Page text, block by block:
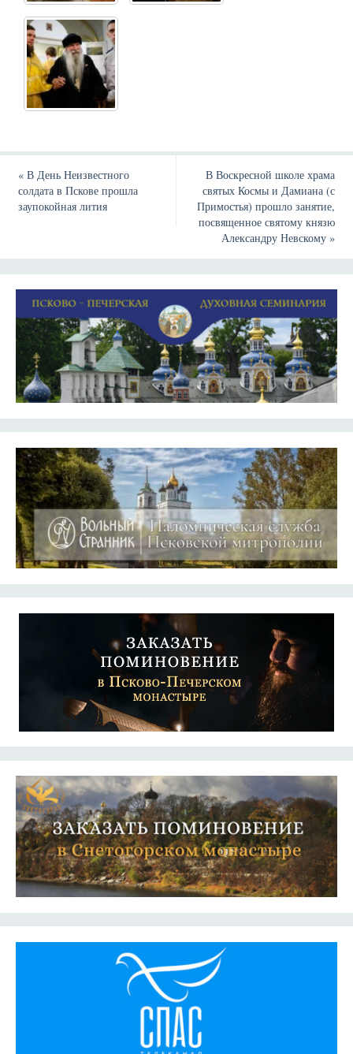
«В День Неизвестного
солдата в Пскове прошла
заупокойная лития
В Воскресной школе храма
святых Космы и Дамиана (с
Примостья) прошло занятие,
посвященное святому князю
Александру Невскому»